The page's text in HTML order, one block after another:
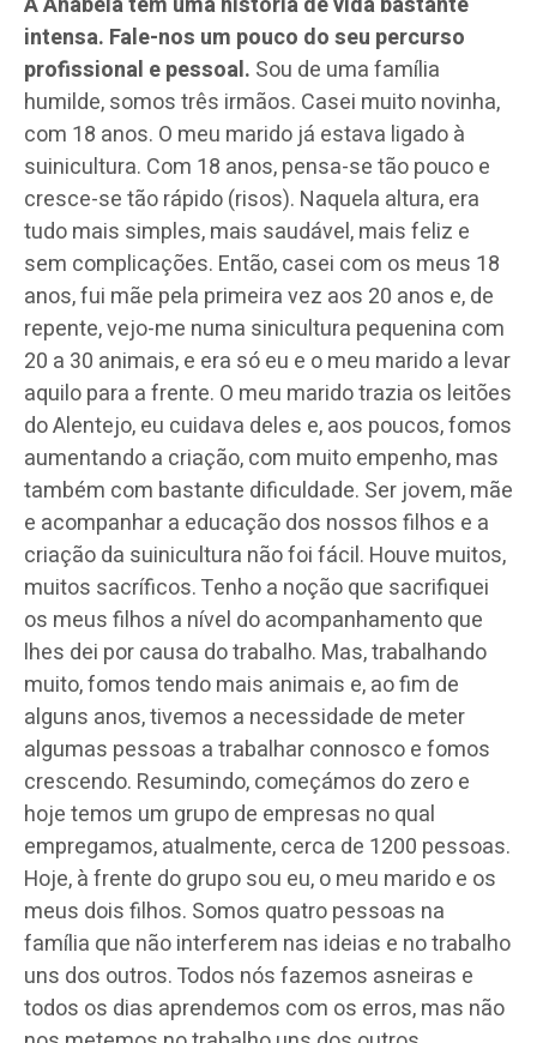
intensa. Fale-nos um pouco do seu percurso
profissional e pessoal. Sou de uma família
humilde, somos três irmãos. Casei muito novinha,
com 18 anos. O meu marido já estava ligado à
suinicultura. Com 18 anos, pensa-se tão pouco e
cresce-se tão rápido (risos). Naquela altura, era
tudo mais simples, mais saudável, mais feliz e
sem complicações. Então, casei com os meus 18
anos, fui mãe pela primeira vez aos 20 anos e, de
repente, vejo-me numa sinicultura pequenina com
20 a 30 animais, e era só eu e o meu marido a levar
aquilo para a frente. O meu marido trazia os leitões
do Alentejo, eu cuidava deles e, aos poucos, fomos
aumentando a criação, com muito empenho, mas
também com bastante dificuldade. Ser jovem, mãe
e acompanhar a educação dos nossos filhos e a
criação da suinicultura não foi fácil. Houve muitos,
muitos sacríficos. Tenho a noção que sacrifiquei
os meus filhos a nível do acompanhamento que
lhes dei por causa do trabalho. Mas, trabalhando
muito, fomos tendo mais animais e, ao fim de
alguns anos, tivemos a necessidade de meter
algumas pessoas a trabalhar connosco e fomos
crescendo. Resumindo, começámos do zero e
hoje temos um grupo de empresas no qual
empregamos, atualmente, cerca de 1200 pessoas.
Hoje, à frente do grupo sou eu, o meu marido e os
meus dois filhos. Somos quatro pessoas na
família que não interferem nas ideias e no trabalho
uns dos outros. Todos nós fazemos asneiras e
todos os dias aprendemos com os erros, mas não